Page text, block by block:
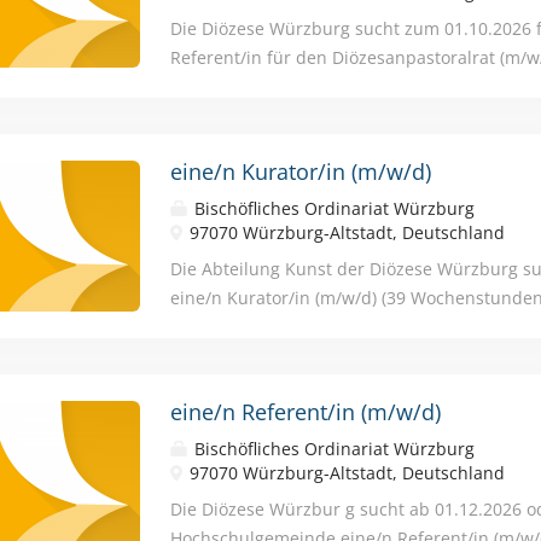
Seniorenpastoral und dem kirchlichen
Mensch und Beziehung fördert eine
Die Diözese Würzburg sucht zum
Referent/in für den Diözesanpastoralrat (m/
Organisationseinheiten des Bischöflichen
Gremien (Diözesanrat, Priesterrat, Caritas-
Geistlicher Rat, Ordinariatskonferenz) Vor-
Vollversammlung und des Vorstands Vor-
Sitzungsunterlagen Weiterentwicklung von
eine/n Kurator/in (m/w/d)
Bischöfliches Ordinariat Würzburg
97070 Würzburg-Altstadt, Deutschland
Die Abteilung Kunst der Diözese Würzburg
eine/n Kurator/in (m/w/d) (39
Sie: Mitarbeit an der inhaltlichen
(Dauerausstellung) Verankerung des
innerhalb des Domareals Aufbau eines
dem Team sowie weiteren Bildungsträgern
Ausstellungskonzepten für das Museum
eine/n Referent/in (m/w/d)
Bischöfliches Ordinariat Würzburg
97070 Würzburg-Altstadt, Deutschland
Die Diözese Würzbur g sucht ab 01.12.2026